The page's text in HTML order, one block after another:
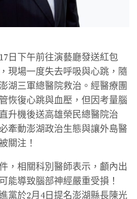
日下午前往演藝廳發送紅包
現場一度失去呼吸與心跳，隨
湖三軍總醫院救治。經醫療團
恢復心跳與血壓，但因考量腦
升機後送高雄榮民總醫院治
牽動澎湖政治生態與讓外島醫
關注！
，相關科別醫師表示，顱內出
能導致腦部神經嚴重受損！
黨於2月4日提名澎湖縣長陳光